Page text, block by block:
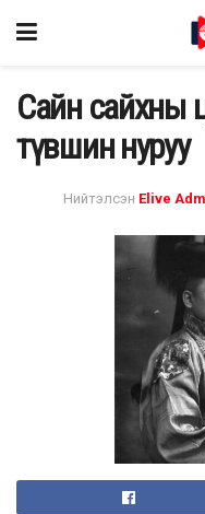
Сайн сайхны
түвшин нуруу
Нийтэлсэн Elive